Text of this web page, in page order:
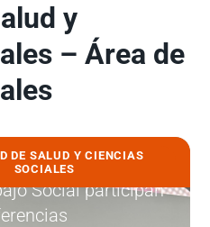
y
– Área de
DE SALUD Y CIENCIAS
SOCIALES
Social participan